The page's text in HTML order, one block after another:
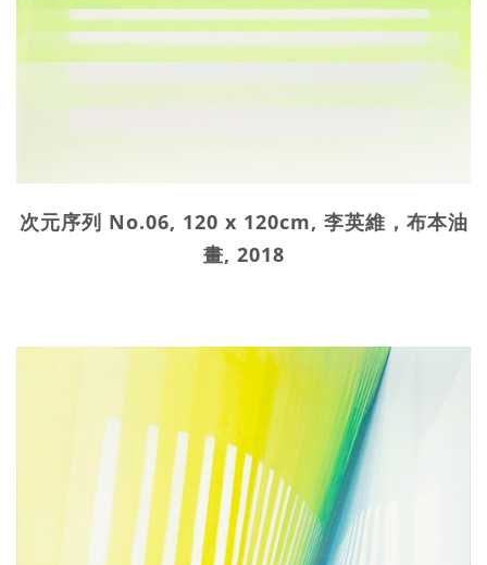
次元序列 No.06, 120 x 120cm, 李英維，布本油
畫, 2018